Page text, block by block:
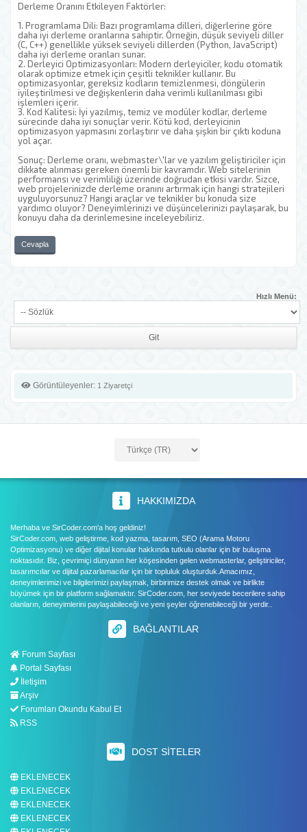
Derleme Oranını Etkileyen Faktörler:
1. Programlama Dili: Bazı programlama dilleri, diğerlerine göre
daha iyi derleme oranlarına sahiptir. Örneğin, düşük seviyeli diller
(C, C++) genellikle yüksek seviyeli dillerden (Python, JavaScript)
daha iyi derleme oranları sunar.
2. Derleyici Optimizasyonları: Modern derleyiciler, kodu otomatik
olarak optimize etmek için çeşitli teknikler kullanır. Bu
optimizasyonlar, gereksiz kodların temizlenmesi, döngülerin
iyileştirilmesi ve değişkenlerin daha verimli kullanılması gibi
işlemleri içerir.
3. Kod Kalitesi: İyi yazılmış, temiz ve modüler kodlar, derleme
sürecinde daha iyi sonuçlar verir. Kötü kod, derleyicinin
optimizasyon yapmasını zorlaştırır ve daha şişkin bir çıktı koduna
yol açar.
Sonuç: Derleme oranı, webmaster\'lar ve yazılım geliştiriciler için
dikkate alınması gereken önemli bir kavramdır. Web sitelerinin
performansı ve verimliliği üzerinde doğrudan etkisi vardır. Sizce,
web projelerinizde derleme oranını artırmak için hangi stratejileri
uyguluyorsunuz? Hangi araçlar ve teknikler bu konuda size
yardımcı oluyor? Deneyimlerinizi ve düşüncelerinizi paylaşarak, bu
konuyu daha da derinlemesine inceleyebiliriz.
Cevapla
Hızlı Menü:
Görüntüleyenler: 1 Ziyaretçi
HAKKIMIZDA
Merhaba ve SirCoder.com'a hoş geldiniz!
SirCoder.com, web geliştirme, kod yazma, tasarım, SEO (Arama Motoru
Optimizasyonu) ve diğer dijital konular hakkında tutkulu olanlar için bir buluşma
noktasıdır. Biz, çevrimiçi dünyanın her köşesinden gelen webmasterlar, geliştiriciler,
tasarımcılar ve dijital pazarlamacılar için bir topluluk oluşturduk.Amacımız,
deneyimlerimizi ve bilgilerimizi paylaşmak, birbirimize destek olmak ve birlikte
büyümek için bir platform sağlamaktır. SirCoder.com, her seviyede becerilere sahip
olanların, deneyimlerini paylaşabileceği ve yeni şeyler öğrenebileceği bir yerdir..
BAĞLANTILAR
Forum Sayfası
Portal Sayfası
İletişim
Arşiv
Forumları Okundu Kabul Et
RSS
DOST SITELER
EKLENECEK
EKLENECEK
EKLENECEK
EKLENECEK